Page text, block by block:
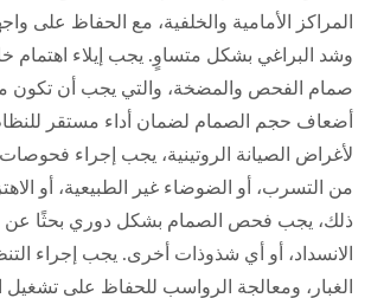
المراكز الأمامية والخلفية، مع الحفاظ على
وشد البراغي بشكل متساوٍ. يجب إيلاء اهتمام
صمام الفحص والمضخة، والتي يجب أن تكون
أضعاف حجم الصمام لضمان أداء مستقر
لأغراض الصيانة الروتينية، يجب إجراء
من التسرب، أو الضوضاء غير الطبيعية، أو
ذلك، يجب فحص الصمام بشكل دوري بحثًا عن
الانسداد، أو أي شذوذات أخرى. يجب إجراء
الغبار، ومعالجة الرواسب للحفاظ على